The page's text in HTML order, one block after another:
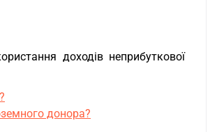
доходів неприбуткової
донора?